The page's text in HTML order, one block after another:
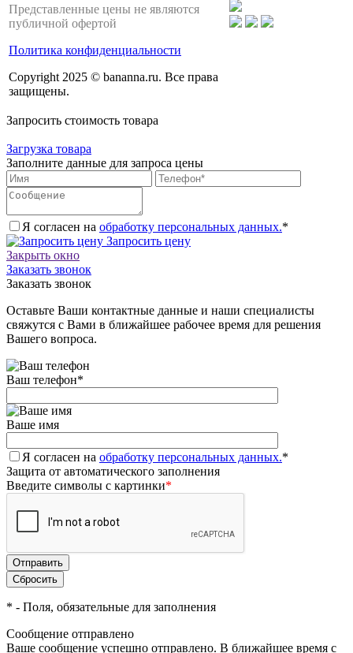
Представленные цены не являются
публичной офертой
Политика конфиденциальности
Copyright 2025 © bananna.ru. Все права
защищены.
Запросить стоимость товара
Загрузка товара
Заполните данные для запроса цены
Я согласен на обработку персональных данных.*
Запросить цену
Закрыть окно
Заказать звонок
Заказать звонок
Оставьте Ваши контактные данные и наши специалисты
свяжутся с Вами в ближайшее рабочее время для решения
Вашего вопроса.
Ваш телефон*
Ваше имя
Я согласен на обработку персональных данных.*
Защита от автоматического заполнения
Введите символы с картинки*
* - Поля, обязательные для заполнения
Сообщение отправлено
Ваше сообщение успешно отправлено. В ближайшее время с